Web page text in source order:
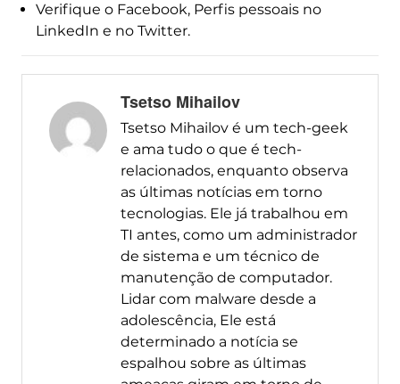
Verifique o Facebook, Perfis pessoais no
LinkedIn e no Twitter.
Tsetso Mihailov
Tsetso Mihailov é um tech-geek
e ama tudo o que é tech-
relacionados, enquanto observa
as últimas notícias em torno
tecnologias. Ele já trabalhou em
TI antes, como um administrador
de sistema e um técnico de
manutenção de computador.
Lidar com malware desde a
adolescência, Ele está
determinado a notícia se
espalhou sobre as últimas